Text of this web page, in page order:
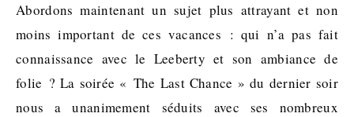
Abordons maintenant un sujet plus attrayant et non
moins important de ces vacances : qui n’a pas fait
connaissance avec le Leeberty et son ambiance de
folie ? La soirée « The Last Chance » du dernier soir
nous a unanimement séduits avec ses nombreux